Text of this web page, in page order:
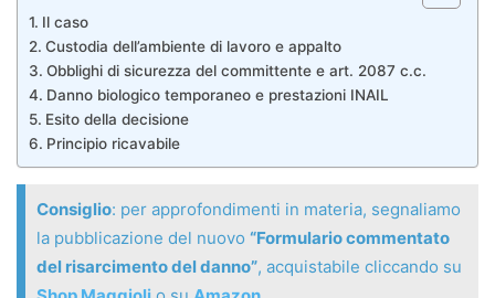
Il caso
Custodia dell’ambiente di lavoro e appalto
Obblighi di sicurezza del committente e art. 2087 c.c.
Danno biologico temporaneo e prestazioni INAIL
Esito della decisione
Principio ricavabile
Consiglio: per approfondimenti in materia, segnaliamo
la pubblicazione del nuovo “Formulario commentato
del risarcimento del danno”, acquistabile cliccando su